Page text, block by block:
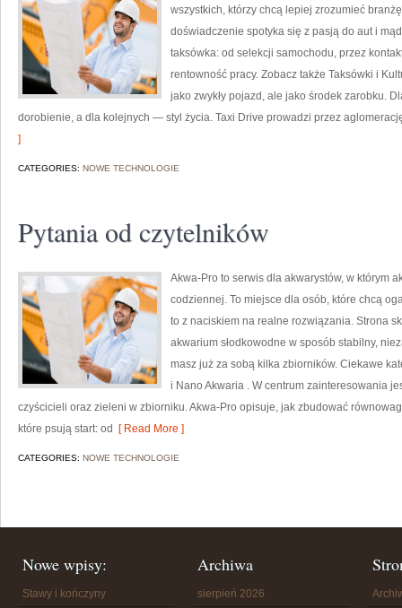
wszystkich, którzy chcą lepiej zrozumieć
doświadczenie spotyka się z pasją do aut i
taksówka: od selekcji samochodu, przez
rentowność pracy. Zobacz także Taksówki i
jako zwykły pojazd, ale jako środek zarobku.
dorobienie, a dla kolejnych — styl życia. Taxi Drive prowadzi przez
]
CATEGORIES: NOWE TECHNOLOGIE
Pytania od czytelników
Akwa-Pro to serwis dla akwarystów, w którym
codziennej. To miejsce dla osób, które chcą
to z naciskiem na realne rozwiązania. Strona
akwarium słodkowodne w sposób stabilny,
masz już za sobą kilka zbiorników. Ciekawe
i Nano Akwaria . W centrum zainteresowania
czyścicieli oraz zieleni w zbiorniku. Akwa-Pro opisuje, jak zbudować
które psują start: od
[ Read More ]
CATEGORIES: NOWE TECHNOLOGIE
Nowe wpisy:
Stawy i kończyny
Archiwa
sierpień 2026